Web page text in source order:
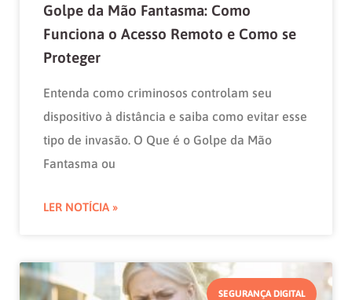
Golpe da Mão Fantasma: Como
Funciona o Acesso Remoto e Como se
Proteger
Entenda como criminosos controlam seu
dispositivo à distância e saiba como evitar esse
tipo de invasão. O Que é o Golpe da Mão
Fantasma ou
LER NOTÍCIA »
SEGURANÇA DIGITAL